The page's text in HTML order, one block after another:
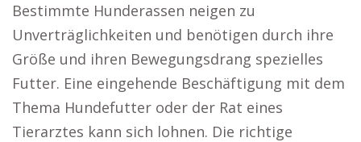
Bestimmte Hunderassen neigen zu
Unverträglichkeiten und benötigen durch ihre
Größe und ihren Bewegungsdrang spezielles
Futter. Eine eingehende Beschäftigung mit dem
Thema Hundefutter oder der Rat eines
Tierarztes kann sich lohnen. Die richtige